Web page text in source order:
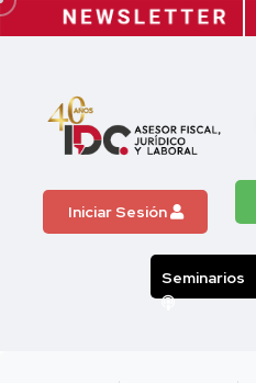
Iniciar Sesión
Seminarios